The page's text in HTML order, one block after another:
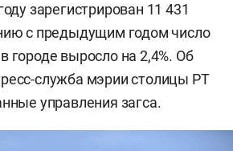
зарегистрирован 11 431
с предыдущим годом число
городе выросло на 2,4%. Об
служба мэрии столицы РТ
управления загса.